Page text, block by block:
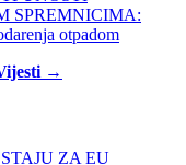
SPREMNICIMA:
otpadom
→
ZA EU